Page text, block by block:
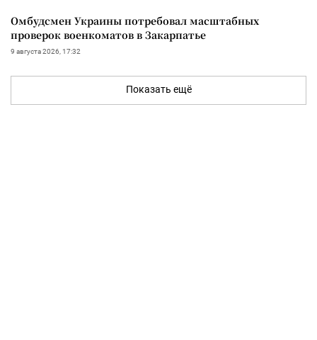
Омбудсмен Украины потребовал масштабных
проверок военкоматов в Закарпатье
9 августа 2026, 17:32
Показать ещё